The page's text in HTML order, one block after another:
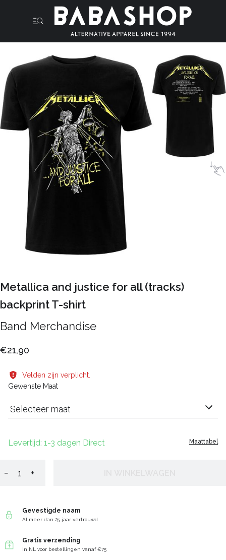
Metallica and justice for all (tracks)
backprint T-shirt
Band Merchandise
€21,90
Velden zijn verplicht.
Gewenste Maat
Selecteer maat
Maattabel
Levertijd: 1-3 dagen Direct
− +
Gevestigde naam
Al meer dan 25 jaar vertrouwd
Gratis verzending
In NL voor bestellingen vanaf €75